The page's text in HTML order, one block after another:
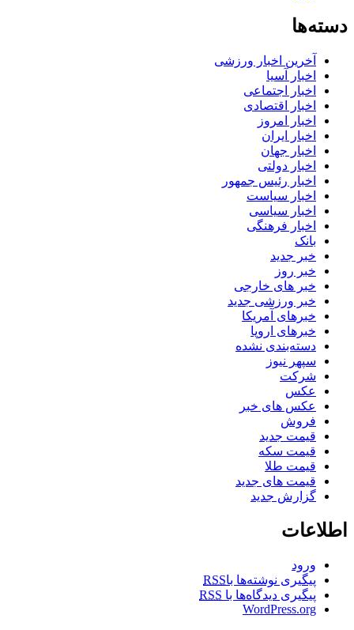
دسته‌ها
آخرین اخبار ورزشی
اخبار آسیا
اخبار اجتماعی
اخبار اقتصادی
اخبار امروز
اخبار ایران
اخبار جهان
اخبار دولتی
اخبار رئیس جمهور
اخبار سیاست
اخبار سیاسی
اخبار فرهنگی
بانک
خبر جدید
خبر روز
خبر های خارجی
خبر ورزشی جدید
خبرهای آمریکا
خبرهای اروپا
دسته‌بندی نشده
سپهر نیوز
شرکت
عکس
عکس های خبر
فروش
قیمت جدید
قیمت سکه
قیمت طلا
قیمت های جدید
گزارش جدید
اطلاعات
ورود
پیگیری نوشته‌ها باRSS
پیگیری دیدگاه‌ها با RSS
WordPress.org